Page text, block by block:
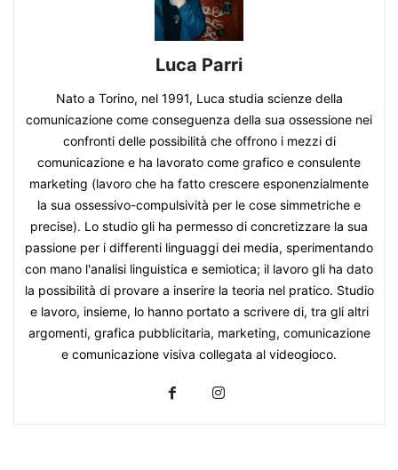
Luca Parri
Nato a Torino, nel 1991, Luca studia scienze della
comunicazione come conseguenza della sua ossessione nei
confronti delle possibilità che offrono i mezzi di
comunicazione e ha lavorato come grafico e consulente
marketing (lavoro che ha fatto crescere esponenzialmente
la sua ossessivo-compulsività per le cose simmetriche e
precise). Lo studio gli ha permesso di concretizzare la sua
passione per i differenti linguaggi dei media, sperimentando
con mano l'analisi linguistica e semiotica; il lavoro gli ha dato
la possibilità di provare a inserire la teoria nel pratico. Studio
e lavoro, insieme, lo hanno portato a scrivere di, tra gli altri
argomenti, grafica pubblicitaria, marketing, comunicazione
e comunicazione visiva collegata al videogioco.